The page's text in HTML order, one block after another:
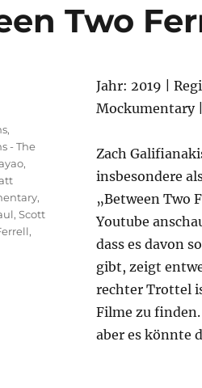
Two
Jahr: 2019 |
Mockumentary
Zach
insbesondere
„Between Two
Youtube
dass es davon
gibt, zeigt
rechter Trottel
Filme zu
aber es könnte
,
- The
,
,
,Scott
,